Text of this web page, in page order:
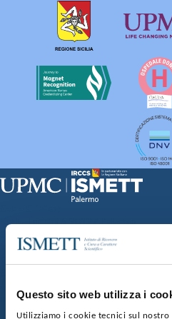
Questo sito web utilizza i
Utilizziamo i cookie tecnici sul
Via Discesa dei Giudici 4 90133 Palermo
nr. REA PA-201818 P.I. 04544550827